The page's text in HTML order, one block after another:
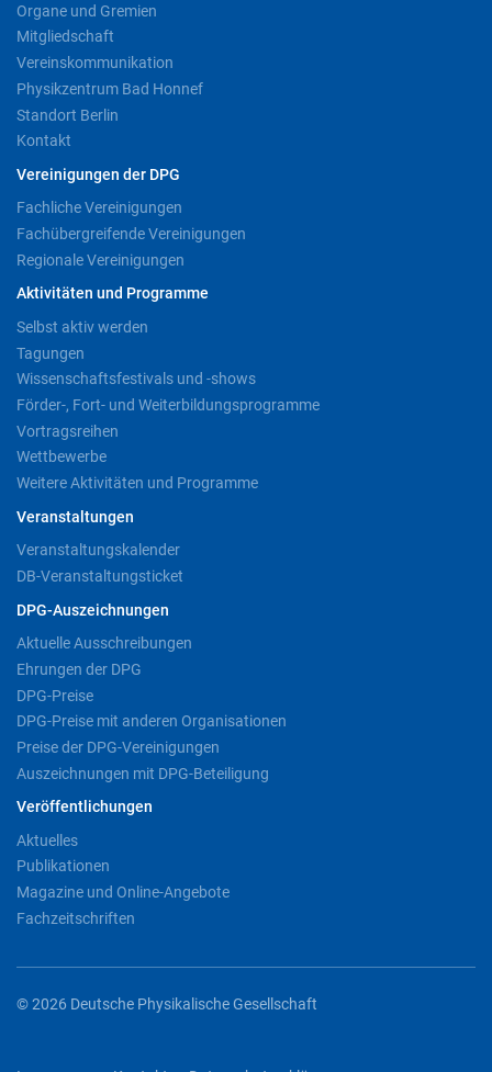
Organe und Gremien
Mitgliedschaft
Vereinskommunikation
Physikzentrum Bad Honnef
Standort Berlin
Kontakt
Vereinigungen der DPG
Fachliche Vereinigungen
Fachübergreifende Vereinigungen
Regionale Vereinigungen
Aktivitäten und Programme
Selbst aktiv werden
Tagungen
Wissenschaftsfestivals und -shows
Förder-, Fort- und Weiterbildungsprogramme
Vortragsreihen
Wettbewerbe
Weitere Aktivitäten und Programme
Veranstaltungen
Veranstaltungskalender
DB-Veranstaltungsticket
DPG-Auszeichnungen
Aktuelle Ausschreibungen
Ehrungen der DPG
DPG-Preise
DPG-Preise mit anderen Organisationen
Preise der DPG-Vereinigungen
Auszeichnungen mit DPG-Beteiligung
Veröffentlichungen
Aktuelles
Publikationen
Magazine und Online-Angebote
Fachzeitschriften
© 2026 Deutsche Physikalische Gesellschaft